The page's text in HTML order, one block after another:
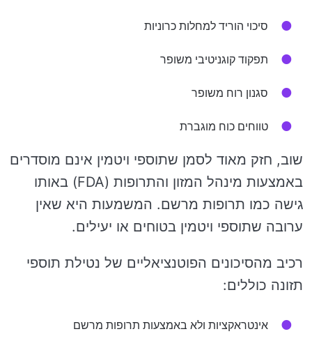
סיכוי הוריד למחלות כרוניות
תפקוד קוגניטיבי משופר
סגנון רוח משופר
טווחים כוח מוגברת
שוב, חזק מאוד לסמן שתוספי ויטמין אינם מוסדרים
באמצעות מינהל המזון והתרופות (FDA) באותו
גישה כמו תרופות מרשם. המשמעות היא שאין
ערובה שתוספי ויטמין בטוחים או יעילים.
רכיב מהסיכונים הפוטנציאליים של נטילת תוספי
תזונה כוללים:
אינטראקציות ולא באמצעות תרופות מרשם